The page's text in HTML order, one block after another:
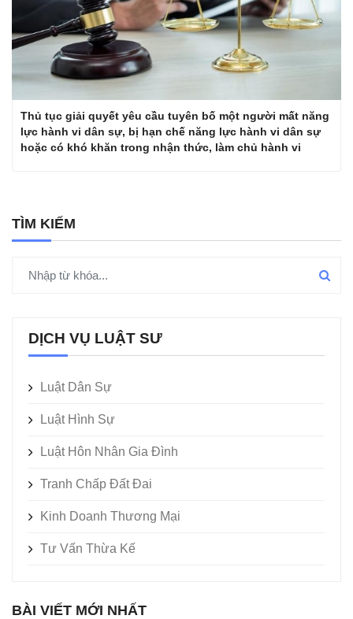
Thủ tục giải quyết yêu cầu tuyên bố một người mất năng
lực hành vi dân sự, bị hạn chế năng lực hành vi dân sự
hoặc có khó khăn trong nhận thức, làm chủ hành vi
TÌM KIẾM
DỊCH VỤ LUẬT SƯ
Luật Dân Sự
Luật Hình Sự
Luật Hôn Nhân Gia Đình
Tranh Chấp Đất Đai
Kinh Doanh Thương Mại
Tư Vấn Thừa Kế
BÀI VIẾT MỚI NHẤT